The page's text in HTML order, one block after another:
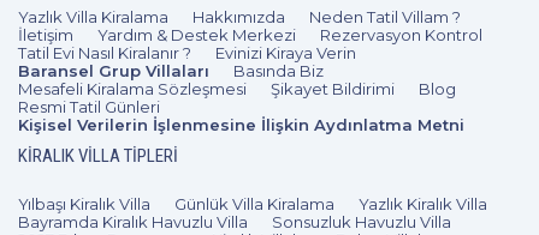
koşullarını, vadeleri ve ödeme şekillerini seçerken, kendi
bütçelerine göre karar verebiliyor. Faralya villa kiralama
hizmetini sunulan fiyat avantajlarıyla alan tatilciler,
unutulmaz anılar biriktirerek dönüş yoluna koyuluyor.
Faralya Gezilecek Yerler
Tatiliniz için tercih edeceğiniz Faralya villa keyfiyle, size
Yazlık Villa Kiralama Hakkımızda
Neden Tatil Villam ?
İletişim
Yardım & Destek Merkezi
Rezervasyon Kontrol
Tatil Evi Nasıl Kiralanır ?
Evinizi Kiraya Verin
Baransel Grup Villaları
Basında Biz
Mesafeli Kiralama Sözleşmesi
Şikayet Bildirimi
Blog
Resmi Tatil Günleri
Kişisel Verilerin İşlenmesine İlişkin Aydınlatma Metni
KIRALIK VILLA TIPLERI
Yılbaşı Kiralık Villa Günlük Villa Kiralama
Yazlık Kiralık Villa
Bayramda Kiralık Havuzlu Villa
Sonsuzluk Havuzlu Villa